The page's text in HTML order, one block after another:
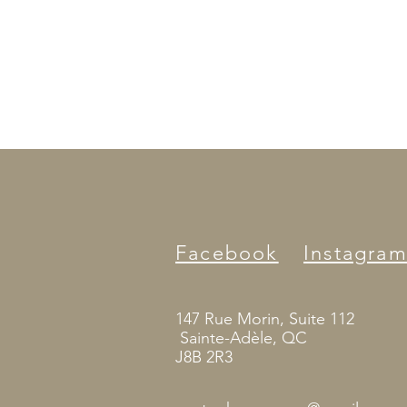
Facebook Instagram
147 Rue Morin, Suite 112
Sainte-Adèle, QC
J8B 2R3